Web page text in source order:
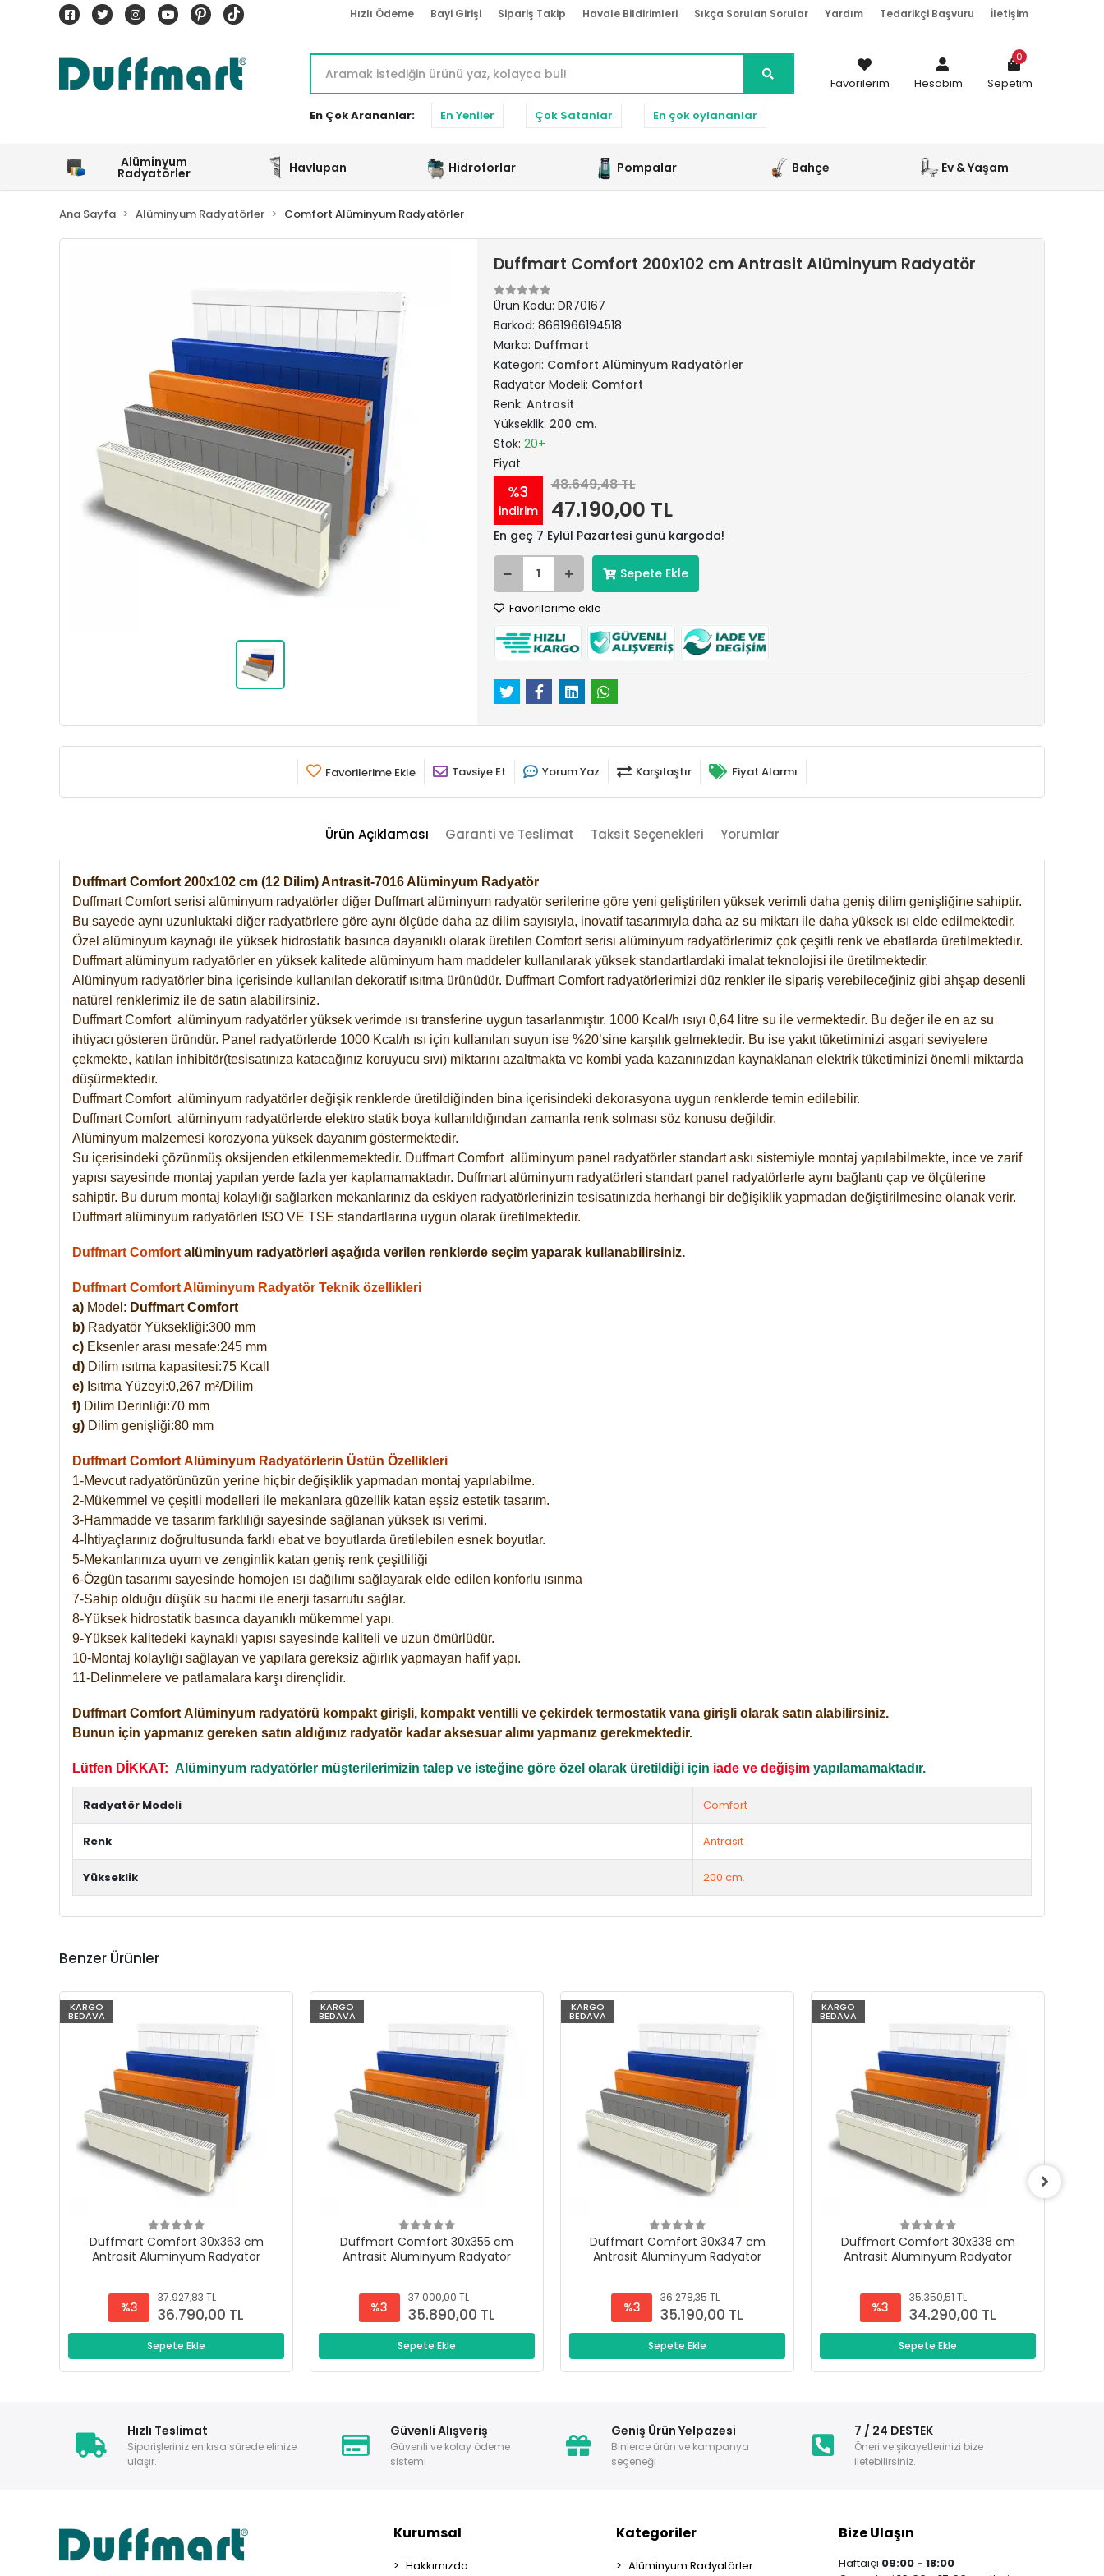
Hızlı Ödeme Bayi Girişi Sipariş Takip Havale Bildirimleri Sıkça Sorulan Sorular Yardım Tedarikçi Başvuru İletişim
En Çok Arananlar: En Yeniler Çok Satanlar En çok oylananlar
Favorilerim Hesabım Sepetim
0
Alüminyum
Radyatörler Havlupan Hidroforlar Pompalar Bahçe Ev & Yaşam
Ana Sayfa Alüminyum Radyatörler Comfort Alüminyum Radyatörler
Duffmart Comfort 200x102 cm Antrasit Alüminyum Radyatör
Ürün Kodu: DR70167
Barkod: 8681966194518
Marka: Duffmart
Kategori: Comfort Alüminyum Radyatörler
Radyatör Modeli: Comfort
Renk: Antrasit
Yükseklik: 200 cm.
Stok: 20+
Fiyat
%3
indirim
48.649,48 TL
47.190,00 TL
En geç 7 Eylül Pazartesi günü kargoda!
Sepete Ekle
Favorilerime ekle
Favorilerime Ekle Tavsiye Et Yorum Yaz Karşılaştır Fiyat Alarmı
Ürün Açıklaması Garanti ve Teslimat Taksit Seçenekleri Yorumlar
Duffmart Comfort 200x102 cm (12 Dilim) Antrasit-7016 Alüminyum Radyatör
Duffmart Comfort serisi alüminyum radyatörler diğer Duffmart alüminyum radyatör serilerine göre yeni geliştirilen yüksek verimli daha geniş dilim genişliğine sahiptir.
Bu sayede aynı uzunluktaki diğer radyatörlere göre aynı ölçüde daha az dilim sayısıyla, inovatif tasarımıyla daha az su miktarı ile daha yüksek ısı elde edilmektedir.
Özel alüminyum kaynağı ile yüksek hidrostatik basınca dayanıklı olarak üretilen Comfort serisi alüminyum radyatörlerimiz çok çeşitli renk ve ebatlarda üretilmektedir.
Duffmart alüminyum radyatörler en yüksek kalitede alüminyum ham maddeler kullanılarak yüksek standartlardaki imalat teknolojisi ile üretilmektedir.
Alüminyum radyatörler bina içerisinde kullanılan dekoratif ısıtma ürünüdür. Duffmart Comfort radyatörlerimizi düz renkler ile sipariş verebileceğiniz gibi ahşap desenli
natürel renklerimiz ile de satın alabilirsiniz.
Duffmart Comfort alüminyum radyatörler yüksek verimde ısı transferine uygun tasarlanmıştır. 1000 Kcal/h ısıyı 0,64 litre su ile vermektedir. Bu değer ile en az su
ihtiyacı gösteren üründür. Panel radyatörlerde 1000 Kcal/h ısı için kullanılan suyun ise %20’sine karşılık gelmektedir. Bu ise yakıt tüketiminizi asgari seviyelere
çekmekte, katılan inhibitör(tesisatınıza katacağınız koruyucu sıvı) miktarını azaltmakta ve kombi yada kazanınızdan kaynaklanan elektrik tüketiminizi önemli miktarda
düşürmektedir.
Duffmart Comfort alüminyum radyatörler değişik renklerde üretildiğinden bina içerisindeki dekorasyona uygun renklerde temin edilebilir.
DuffmartComfort alüminyum radyatörlerde elektro statik boya kullanıldığından zamanla renk solması söz konusu değildir.
Alüminyum malzemesi korozyona yüksek dayanım göstermektedir.
Su içerisindeki çözünmüş oksijenden etkilenmemektedir. DuffmartComfort alüminyum panel radyatörler standart askı sistemiyle montaj yapılabilmekte, ince ve zarif
yapısı sayesinde montaj yapılan yerde fazla yer kaplamamaktadır. Duffmart alüminyum radyatörleri standart panel radyatörlerle aynı bağlantı çap ve ölçülerine
sahiptir. Bu durum montaj kolaylığı sağlarken mekanlarınız da eskiyen radyatörlerinizin tesisatınızda herhangi bir değişiklik yapmadan değiştirilmesine olanak verir.
Duffmart alüminyum radyatörleri ISO VE TSE standartlarına uygun olarak üretilmektedir.
Duffmart Comfort alüminyum radyatörleri aşağıda verilen renklerde seçim yaparak kullanabilirsiniz.
Duffmart Comfort Alüminyum Radyatör Teknik özellikleri
a) Model: Duffmart Comfort
b) Radyatör Yüksekliği:300 mm
c) Eksenler arası mesafe:245 mm
d) Dilim ısıtma kapasitesi:75 Kcall
e) Isıtma Yüzeyi:0,267 m²/Dilim
f) Dilim Derinliği:70 mm
g) Dilim genişliği:80 mm
Duffmart Comfort Alüminyum Radyatörlerin Üstün Özellikleri
1-Mevcut radyatörünüzün yerine hiçbir değişiklik yapmadan montaj yapılabilme.
2-Mükemmel ve çeşitli modelleri ile mekanlara güzellik katan eşsiz estetik tasarım.
3-Hammadde ve tasarım farklılığı sayesinde sağlanan yüksek ısı verimi.
4-İhtiyaçlarınız doğrultusunda farklı ebat ve boyutlarda üretilebilen esnek boyutlar.
5-Mekanlarınıza uyum ve zenginlik katan geniş renk çeşitliliği
6-Özgün tasarımı sayesinde homojen ısı dağılımı sağlayarak elde edilen konforlu ısınma
7-Sahip olduğu düşük su hacmi ile enerji tasarrufu sağlar.
8-Yüksek hidrostatik basınca dayanıklı mükemmel yapı.
9-Yüksek kalitedeki kaynaklı yapısı sayesinde kaliteli ve uzun ömürlüdür.
10-Montaj kolaylığı sağlayan ve yapılara gereksiz ağırlık yapmayan hafif yapı.
11-Delinmelere ve patlamalara karşı dirençlidir.
Duffmart Comfort Alüminyum radyatörü kompakt girişli, kompakt ventilli ve çekirdek termostatik vana girişli olarak satın alabilirsiniz.
Bunun için yapmanız gereken satın aldığınız radyatör kadar aksesuar alımı yapmanız gerekmektedir.
Lütfen DİKKAT: Alüminyum radyatörler müşterilerimizin talep ve isteğine göre özel olarak üretildiği için iade ve değişim yapılamamaktadır.
Radyatör Modeli Comfort
Renk Antrasit
Yükseklik 200 cm.
Benzer Ürünler
KARGO
BEDAVA
Duffmart Comfort 30x363 cm
Antrasit Alüminyum Radyatör
%3
37.927,83 TL
36.790,00 TL
Sepete Ekle
KARGO
BEDAVA
Duffmart Comfort 30x355 cm
Antrasit Alüminyum Radyatör
%3
37.000,00 TL
35.890,00 TL
Sepete Ekle
KARGO
BEDAVA
Duffmart Comfort 30x347 cm
Antrasit Alüminyum Radyatör
%3
36.278,35 TL
35.190,00 TL
Sepete Ekle
KARGO
BEDAVA
Duffmart Comfort 30x338 cm
Antrasit Alüminyum Radyatör
%3
35.350,51 TL
34.290,00 TL
Sepete Ekle
Hızlı Teslimat
Siparişleriniz en kısa sürede elinize
ulaşır.
Güvenli Alışveriş
Güvenli ve kolay ödeme
sistemi
Geniş Ürün Yelpazesi
Binlerce ürün ve kampanya
seçeneği
7 / 24 DESTEK
Öneri ve şikayetlerinizi bize
iletebilirsiniz.
Kurumsal
Hakkımızda
Kategoriler
Alüminyum Radyatörler
Bize Ulaşın
Haftaiçi 09:00 - 18:00